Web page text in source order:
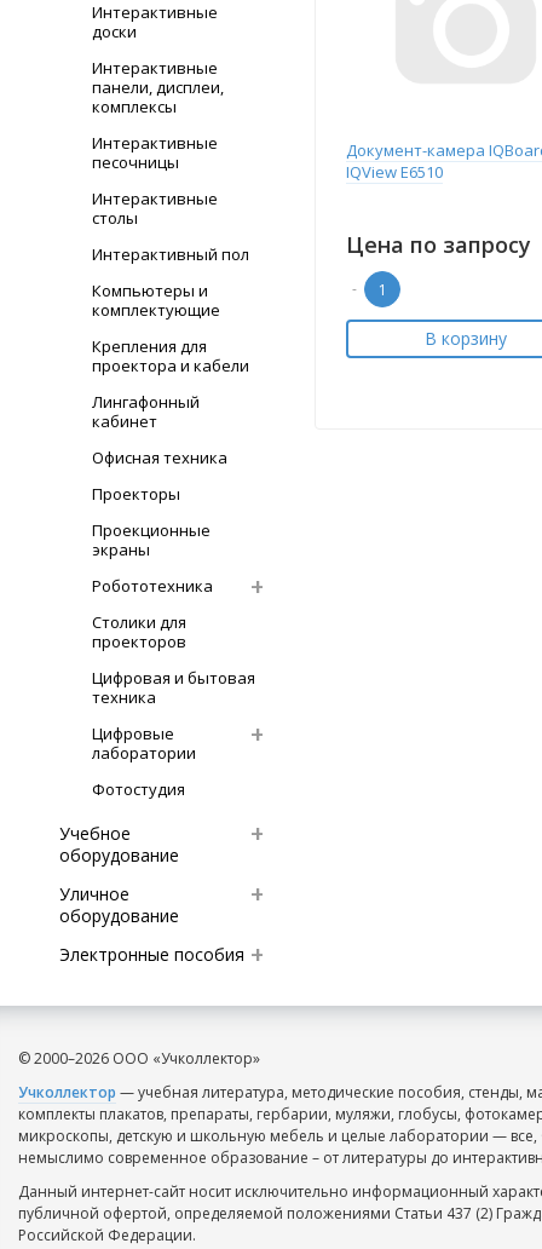
Интерактивные
доски
Интерактивные
панели, дисплеи,
комплексы
Интерактивные
песочницы
Интерактивные
столы
Интерактивный пол
Компьютеры и
комплектующие
Крепления для
проектора и кабели
Лингафонный
кабинет
Офисная техника
Проекторы
Проекционные
экраны
Робототехника
Столики для
проекторов
Цифровая и бытовая
техника
Цифровые
лаборатории
Фотостудия
Учебное
оборудование
Уличное
оборудование
Электронные пособия
Документ-камера
IQView E6510
Цена по запросу
-
В корзину
© 2000–2026 ООО «Учколлектор»
Учколлектор — учебная литература, методические пособия, стенды,
комплекты плакатов, препараты, гербарии, муляжи, глобусы,
микроскопы, детскую и школьную мебель и целые лаборатории — все,
немыслимо современное образование – от литературы до
Данный интернет-сайт носит исключительно информационный
публичной офертой, определяемой положениями Статьи 437 (2)
Российской Федерации.